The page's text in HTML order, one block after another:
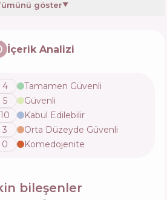
Miracle Shampoo
Elseve Growth Booster
Elvive Extraordinary Oil
göster▼
İçerik Analizi
4
Tamamen Güvenli
5
Güvenli
10
Kabul Edilebilir
3
Orta Düzeyde Güvenli
0
Komedojenite
bileşenler